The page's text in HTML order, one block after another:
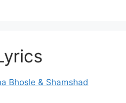
Bhosle & Shamshad